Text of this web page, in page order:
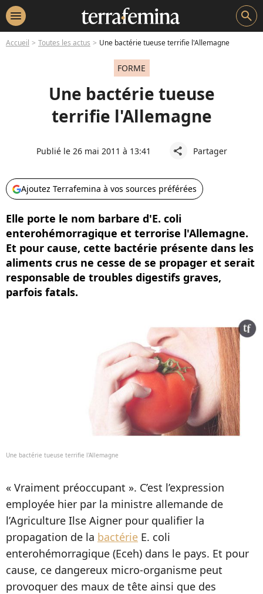
menu search
Accueil Toutes les actus Une bactérie tueuse terrifie l'Allemagne
FORME
Une bactérie tueuse
terrifie l'Allemagne
Publié le 26 mai 2011 à 13:41 share Partager
Ajoutez Terrafemina à vos sources préférées
Elle porte le nom barbare d'E. coli
enterohémorragique et terrorise l'Allemagne.
Et pour cause, cette bactérie présente dans les
aliments crus ne cesse de se propager et serait
responsable de troubles digestifs graves,
parfois fatals.
Une bactérie tueuse terrifie l'Allemagne
« Vraiment préoccupant ». C’est l’expression
employée hier par la ministre allemande de
l’Agriculture Ilse Aigner pour qualifier la
propagation de la bactérie E. coli
enterohémorragique (Eceh) dans le pays. Et pour
cause, ce dangereux micro-organisme peut
provoquer des maux de tête ainsi que des